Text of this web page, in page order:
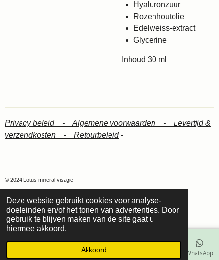
Deze website gebruikt cookies voor analyse-
doeleinden en/of het tonen van advertenties. Door
gebruik te blijven maken van de site gaat u
hiermee akkoord.
Akkoord
Hyaluronzuur
Rozenhoutolie
Edelweiss-extract
Glycerine
Inhoud 30 ml
Privacy beleid - Algemene voorwaarden - Levertijd &
verzendkosten - Retourbeleid-
© 2024 Lotus mineral visagie
Powered byJouwWeb
Telefoonnummer WhatsApp